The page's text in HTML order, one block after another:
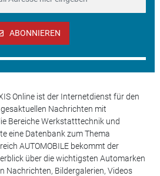
ABONNIEREN
Online ist der Internetdienst für den
Nachrichten mit
Bereiche Werkstatttechnik und
eine Datenbank zum Thema
AUTOMOBILE bekommt der
über die wichtigsten Automarken
Nachrichten, Bildergalerien, Videos